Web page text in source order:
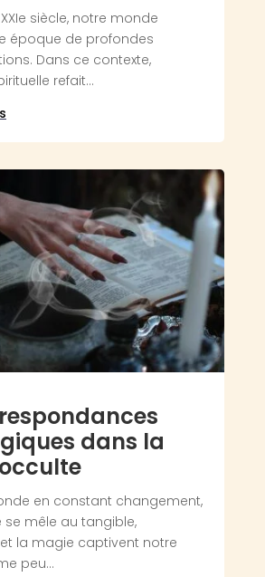
siècle, notre monde
époque de profondes
Dans ce contexte,
refait...
dans la
en constant changement,
se mêle au tangible,
et la magie captivent notre
peu...